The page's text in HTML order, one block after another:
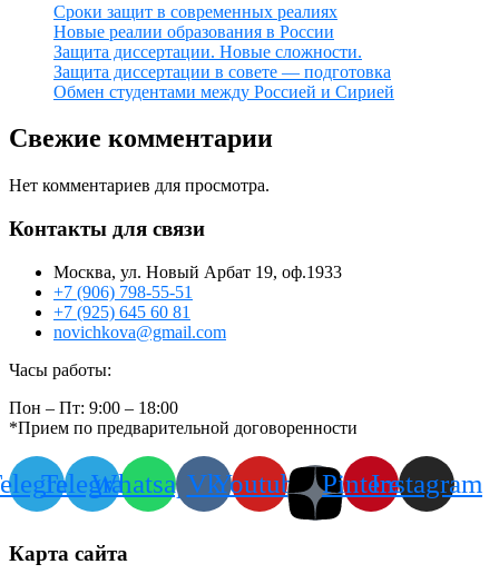
Сроки защит в современных реалиях
Новые реалии образования в России
Защита диссертации. Новые сложности.
Защита диссертации в совете — подготовка
Обмен студентами между Россией и Сирией
Свежие комментарии
Нет комментариев для просмотра.
Контакты для связи
Москва, ул. Новый Арбат 19, оф.1933
+7 (906) 798-55-51
+7 (925) 645 60 81
novichkova@gmail.com
Часы работы:
Пон – Пт: 9:00 – 18:00
*Прием по предварительной договоренности
TelegramWhatsappVkYoutube PinterestInstagram
Карта сайта